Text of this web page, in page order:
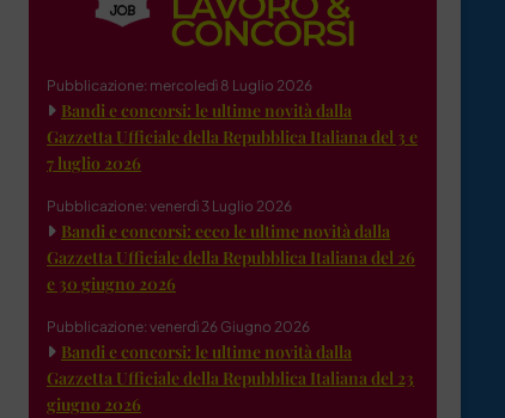
Pubblicazione: mercoledì 8 Luglio 2026
Bandi e concorsi: le ultime novità dalla
Gazzetta Ufficiale della Repubblica Italiana del 3 e
7 luglio 2026
Pubblicazione: venerdì 3 Luglio 2026
Bandi e concorsi: ecco le ultime novità dalla
Gazzetta Ufficiale della Repubblica Italiana del 26
e 30 giugno 2026
Pubblicazione: venerdì 26 Giugno 2026
Bandi e concorsi: le ultime novità dalla
Gazzetta Ufficiale della Repubblica Italiana del 23
giugno 2026